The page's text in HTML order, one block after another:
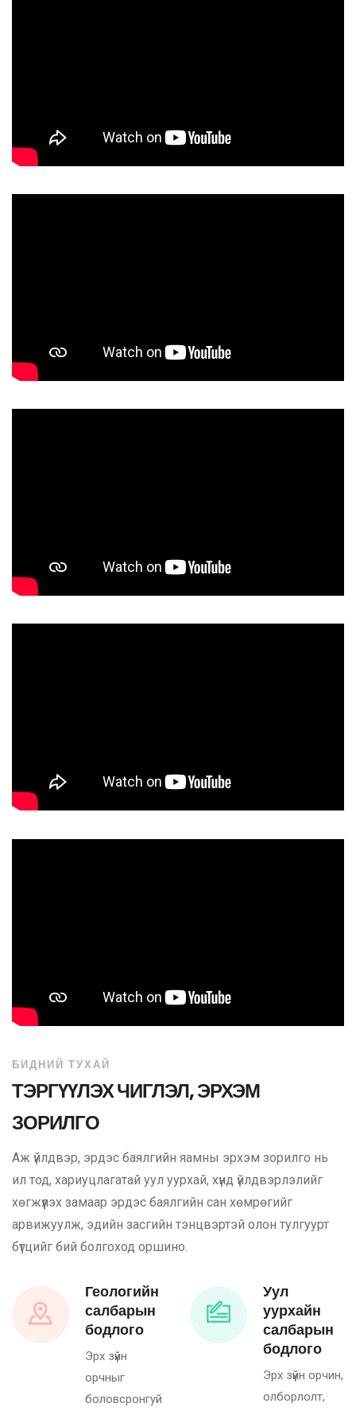
БИДНИЙ ТУХАЙ
ТЭРГҮҮЛЭХ ЧИГЛЭЛ, ЭРХЭМ
ЗОРИЛГО
Аж үйлдвэр, эрдэс баялгийн яамны эрхэм зорилго нь
ил тод, хариуцлагатай уул уурхай, хүнд үйлдвэрлэлийг
хөгжүүлэх замаар эрдэс баялгийн сан хөмрөгийг
арвижуулж, эдийн засгийн тэнцвэртэй олон тулгуурт
бүтцийг бий болгоход оршино.
Геологийн
салбарын
бодлого
Эрх зүйн
орчныг
боловсронгуй
Уул
уурхайн
салбарын
бодлого
Эрх зүйн орчин,
олборлолт,